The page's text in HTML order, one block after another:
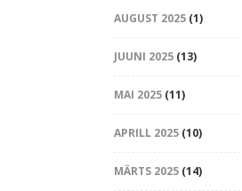
AUGUST 2025(1)
JUUNI 2025(13)
MAI 2025(11)
APRILL 2025(10)
MÄRTS 2025(14)